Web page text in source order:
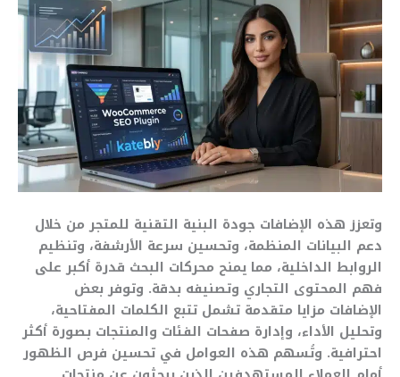
وتعزز هذه الإضافات جودة البنية التقنية للمتجر من خلال
دعم البيانات المنظمة، وتحسين سرعة الأرشفة، وتنظيم
الروابط الداخلية، مما يمنح محركات البحث قدرة أكبر على
فهم المحتوى التجاري وتصنيفه بدقة. وتوفر بعض
الإضافات مزايا متقدمة تشمل تتبع الكلمات المفتاحية،
وتحليل الأداء، وإدارة صفحات الفئات والمنتجات بصورة أكثر
احترافية. وتُسهم هذه العوامل في تحسين فرص الظهور